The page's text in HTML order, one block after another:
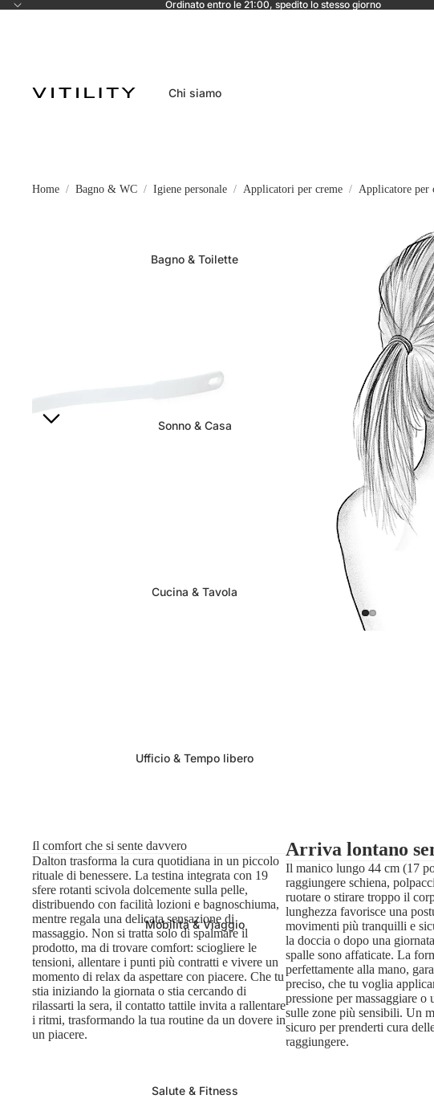
Ordinato entro le 21:00, spedito lo stesso giorno
Chi siamo
Bagno & Toilette
Sonno & Casa
Cucina & Tavola
Ufficio & Tempo libero
Mobilità & Viaggio
Salute & Fitness
Home Bagno & WC Igiene personale Applicatori per creme Applicatore per
Il comfort che si sente davvero
Dalton trasforma la cura quotidiana in un piccolo
rituale di benessere. La testina integrata con 19
sfere rotanti scivola dolcemente sulla pelle,
distribuendo con facilità lozioni e bagnoschiuma,
mentre regala una delicata sensazione di
massaggio. Non si tratta solo di spalmare il
prodotto, ma di trovare comfort: sciogliere le
tensioni, allentare i punti più contratti e vivere un
momento di relax da aspettare con piacere. Che tu
stia iniziando la giornata o stia cercando di
rilassarti la sera, il contatto tattile invita a rallentare
i ritmi, trasformando la tua routine da un dovere in
un piacere.
Arriva lontano
Il manico lungo 44 cm (17
raggiungere schiena,
ruotare o stirare troppo il
lunghezza favorisce una
movimenti più tranquilli e
la doccia o dopo una
spalle sono affaticate. La
perfettamente alla mano,
preciso, che tu voglia
pressione per massaggiare o
sulle zone più sensibili. Un
sicuro per prenderti cura
raggiungere.